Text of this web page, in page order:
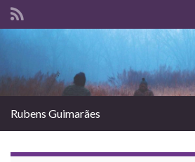
Rubens Guimarães